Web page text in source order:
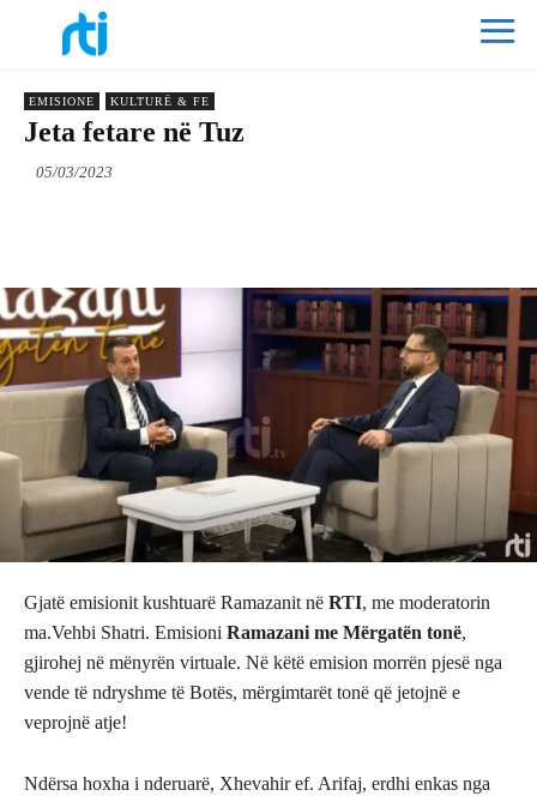
EMISIONE KULTURË & FE
Jeta fetare në Tuz
05/03/2023
Gjatë emisionit kushtuarë Ramazanit në RTI, me moderatorin
ma.Vehbi Shatri. Emisioni Ramazani me Mërgatën tonë,
gjirohej në mënyrën virtuale. Në këtë emision morrën pjesë nga
vende të ndryshme të Botës, mërgimtarët tonë që jetojnë e
veprojnë atje!
Ndërsa hoxha i nderuarë, Xhevahir ef. Arifaj, erdhi enkas nga